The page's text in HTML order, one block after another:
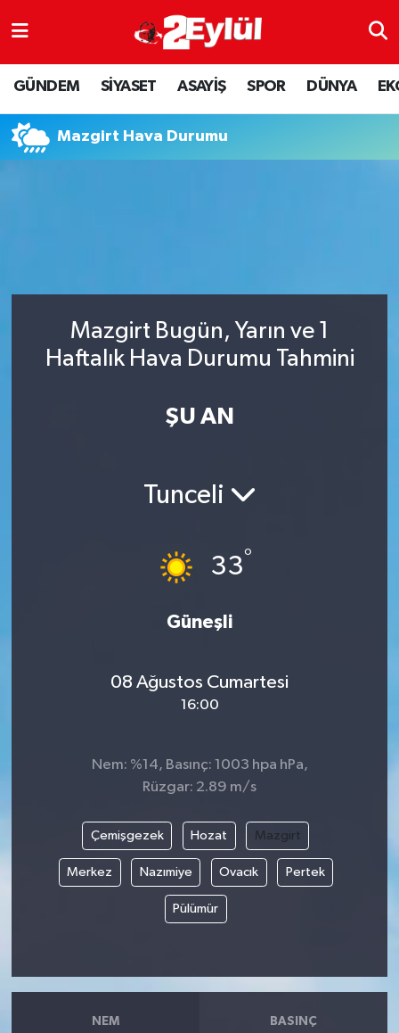
GÜNDEM SİYASET ASAYİŞ SPOR DÜNYA
Mazgirt Hava Durumu
Mazgirt Bugün, Yarın ve 1
Haftalık Hava Durumu Tahmini
ŞU AN
Tunceli
33°
Güneşli
08 Ağustos Cumartesi
16:00
Nem: %14, Basınç: 1003 hpa hPa,
Rüzgar: 2.89 m/s
Çemişgezek Hozat Mazgirt
Merkez Nazımiye Ovacık Pertek
Pülümür
NEM BASINÇ
ASAYİŞ
DÜNYA
EKONOMİ
SİYASET
SPOR
Nöbetçi Eczaneler
Hava Durumu
Eskişehir Namaz Vakitleri
Tüm Manşetler
Son Dakika Haberleri